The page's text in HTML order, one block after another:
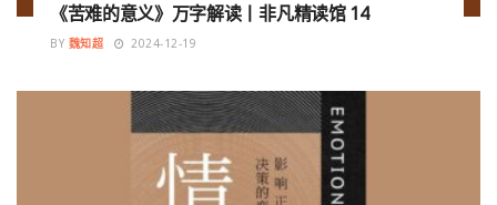
《苦难的意义》万字解读丨非凡精读馆 14
BY 魏知超 2024-12-19